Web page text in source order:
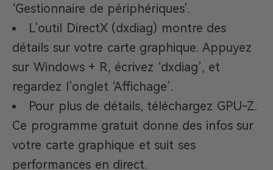
‘Gestionnaire de périphériques’.
L’outil DirectX (dxdiag) montre des
détails sur votre carte graphique. Appuyez
sur Windows + R, écrivez ‘dxdiag’, et
regardez l’onglet ‘Affichage’.
Pour plus de détails, téléchargez GPU-Z.
Ce programme gratuit donne des infos sur
votre carte graphique et suit ses
performances en direct.